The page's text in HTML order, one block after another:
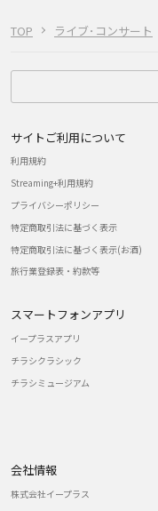
TOP ライブ･コンサート
サイトご利用について
利用規約
Streaming+利用規約
プライバシーポリシー
特定商取引法に基づく表示
特定商取引法に基づく表示(お酒)
旅行業登録表・約款等
スマートフォンアプリ
イープラスアプリ
チラシクラシック
チラシミュージアム
会社情報
株式会社イープラス